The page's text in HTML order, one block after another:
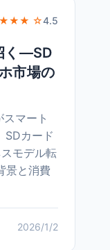
☆4.5
く—SD
市場の
マート
SDカード
モデル転
景と消費
2026/1/2